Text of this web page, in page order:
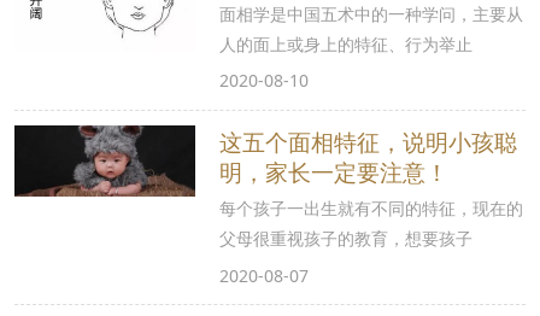
面相学是中国五术中的一种学问，主要从
人的面上或身上的特征、行为举止
2020-08-10
这五个面相特征，说明小孩聪
明，家长一定要注意！
每个孩子一出生就有不同的特征，现在的
父母很重视孩子的教育，想要孩子
2020-08-07